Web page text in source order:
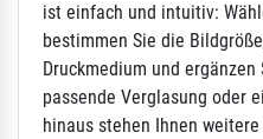
ist einfach und intuitiv:
bestimmen Sie die
Druckmedium und
passende Verglasung oder
hinaus stehen Ihnen